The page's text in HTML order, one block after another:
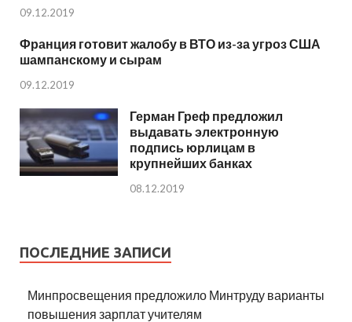
09.12.2019
Франция готовит жалобу в ВТО из-за угроз США
шампанскому и сырам
09.12.2019
Герман Греф предложил
выдавать электронную
подпись юрлицам в
крупнейших банках
08.12.2019
ПОСЛЕДНИЕ ЗАПИСИ
Минпросвещения предложило Минтруду варианты
повышения зарплат учителям